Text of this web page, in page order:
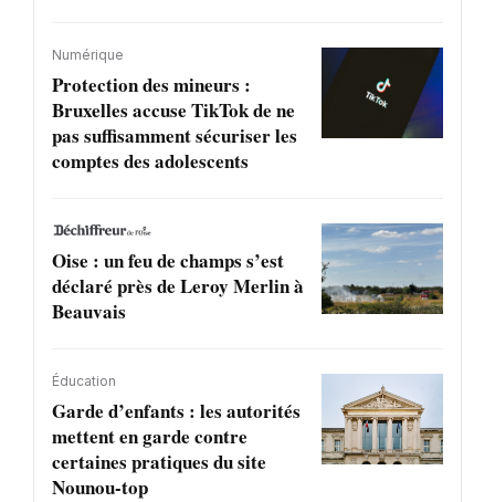
Numérique
Protection des mineurs :
Bruxelles accuse TikTok de ne
pas suffisamment sécuriser les
comptes des adolescents
Oise : un feu de champs s’est
déclaré près de Leroy Merlin à
Beauvais
Éducation
Garde d’enfants : les autorités
mettent en garde contre
certaines pratiques du site
Nounou-top